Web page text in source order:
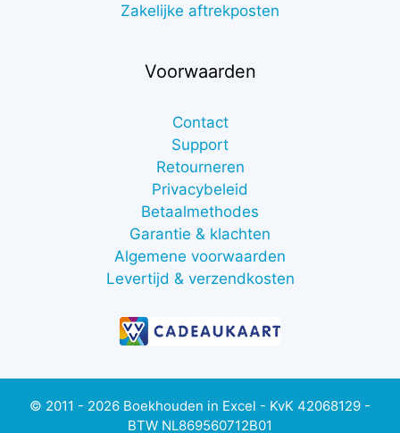
Zakelijke aftrekposten
Voorwaarden
Contact
Support
Retourneren
Privacybeleid
Betaalmethodes
Garantie & klachten
Algemene voorwaarden
Levertijd & verzendkosten
© 2011 - 2026 Boekhouden in Excel - KvK 42068129 -
BTW NL869560712B01
7,00
btw
incl.
Toevoegen aan winkelwagen